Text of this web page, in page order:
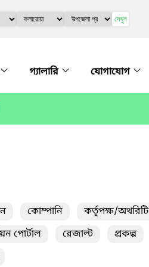
দেখুন
গ্যালারি যোগাযোগ
কোম্পানি কর্তৃপক্ষ/অথরিটি
পোর্টাল রেজাল্ট প্রকল্প